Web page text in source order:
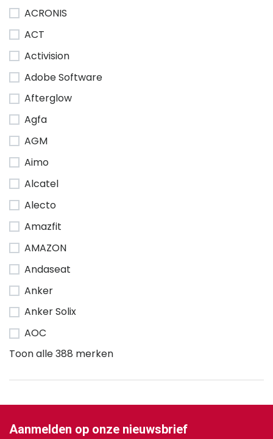
ACRONIS
ACT
Activision
Adobe Software
Afterglow
Agfa
AGM
Aimo
Alcatel
Alecto
Amazfit
AMAZON
Andaseat
Anker
Anker Solix
AOC
Toon alle 388 merken
Aanmelden op onze nieuwsbrief